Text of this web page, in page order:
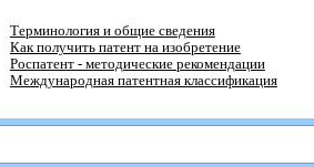
Терминология и общие сведения
Как получить патент на изобретение
Роспатент - методические рекомендации
Международная патентная классификация